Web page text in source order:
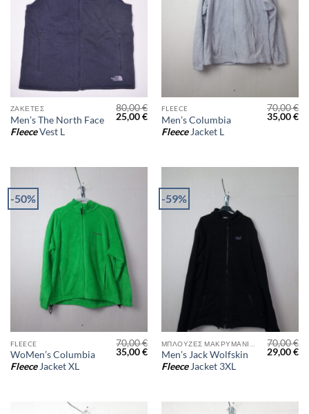
ΖΑΚΈΤΕΣ
Men’s The North Face
FleeceVest L
80,00€
Original
price
25,00€Η
τρέχουσα
τιμή
FLEECE
Men’s Columbia
FleeceJacket L
70,00€
Original
price
35,00€Η
-50%
FLEECE
WoMen’s Columbia
FleeceJacket XL
70,00€
Original
price
35,00€Η
τρέχουσα
τιμή
-59%
Men’s Jack Wolfskin
FleeceJacket 3XL
70,00€
Original
price
29,00€Η